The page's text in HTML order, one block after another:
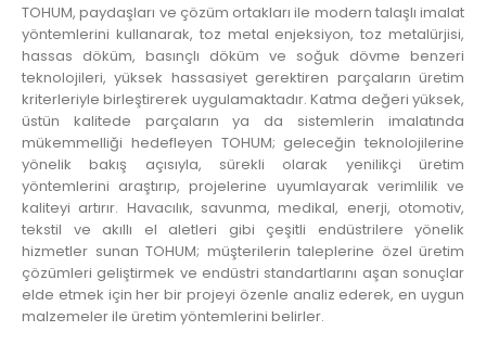
TOHUM, paydaşları ve çözüm ortakları ile modern talaşlı imalat
yöntemlerini kullanarak, toz metal enjeksiyon, toz metalürjisi,
hassas döküm, basınçlı döküm ve soğuk dövme benzeri
teknolojileri, yüksek hassasiyet gerektiren parçaların üretim
kriterleriyle birleştirerek uygulamaktadır. Katma değeri yüksek,
üstün kalitede parçaların ya da sistemlerin imalatında
mükemmelliği hedefleyen TOHUM; geleceğin teknolojilerine
yönelik bakış açısıyla, sürekli olarak yenilikçi üretim
yöntemlerini araştırıp, projelerine uyumlayarak verimlilik ve
kaliteyi artırır. Havacılık, savunma, medikal, enerji, otomotiv,
tekstil ve akıllı el aletleri gibi çeşitli endüstrilere yönelik
hizmetler sunan TOHUM; müşterilerin taleplerine özel üretim
çözümleri geliştirmek ve endüstri standartlarını aşan sonuçlar
elde etmek için her bir projeyi özenle analiz ederek, en uygun
malzemeler ile üretim yöntemlerini belirler.